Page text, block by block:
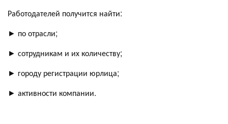
Работодателей получится найти:
► по отрасли;
► сотрудникам и их количеству;
► городу регистрации юрлица;
► активности компании.